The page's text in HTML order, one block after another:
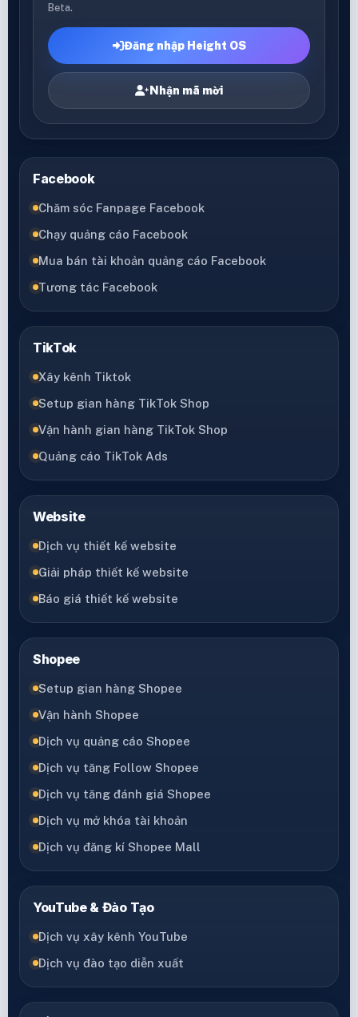
Beta.
Đăng nhập Height OS
Nhận mã mời
Facebook
Chăm sóc Fanpage Facebook
Chạy quảng cáo Facebook
Mua bán tài khoản quảng cáo Facebook
Tương tác Facebook
TikTok
Xây kênh Tiktok
Setup gian hàng TikTok Shop
Vận hành gian hàng TikTok Shop
Quảng cáo TikTok Ads
Website
Dịch vụ thiết kế website
Giải pháp thiết kế website
Báo giá thiết kế website
Shopee
Setup gian hàng Shopee
Vận hành Shopee
Dịch vụ quảng cáo Shopee
Dịch vụ tăng Follow Shopee
Dịch vụ tăng đánh giá Shopee
Dịch vụ mở khóa tài khoản
Dịch vụ đăng kí Shopee Mall
YouTube & Đào Tạo
Dịch vụ xây kênh YouTube
Dịch vụ đào tạo diễn xuất